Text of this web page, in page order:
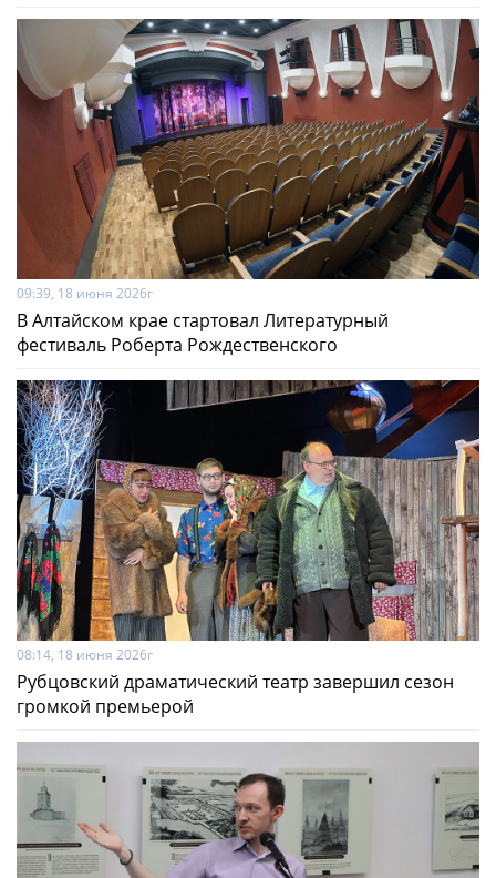
09:39, 18 июня 2026г
В Алтайском крае стартовал Литературный
фестиваль Роберта Рождественского
08:14, 18 июня 2026г
Рубцовский драматический театр завершил сезон
громкой премьерой